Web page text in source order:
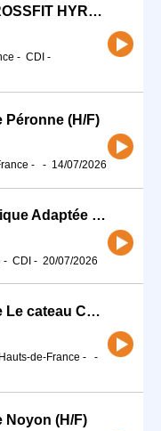
COACH SPORTIF / COACH CROSSFIT HYROX (H/F)
- CDI -
(H/F)
- - 14/07/2026
Intervenant(e) en Activité Physique Adaptée 02 H/F (H/F)
- CDI - 20/07/2026
Coach Sportif / Coach Sportive Le cateau Cambrésis (H/F)
de-France -
-
Noyon (H/F)